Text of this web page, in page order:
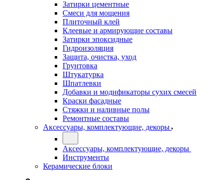
Затирки цементные
Смеси для мощения
Плиточный клей
Клеевые и армирующие составы
Затирки эпоксидные
Гидроизоляция
Защита, очистка, уход
Грунтовка
Штукатурка
Шпатлевки
Добавки и модификаторы сухих смесей
Краски фасадные
Стяжки и наливные полы
Ремонтные составы
Аксессуары, комплектующие, декоры
Аксессуары, комплектующие, декоры
Инструменты
Керамические блоки